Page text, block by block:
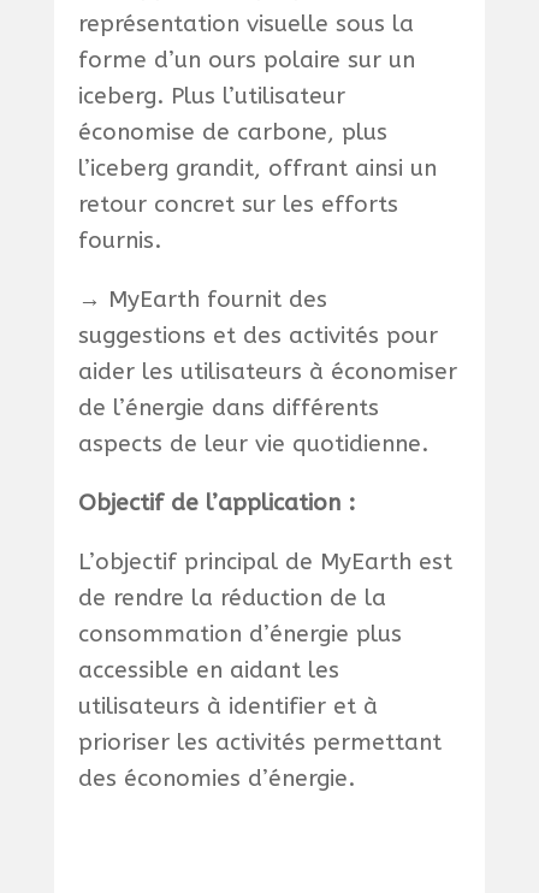
représentation visuelle sous la
forme d’un ours polaire sur un
iceberg. Plus l’utilisateur
économise de carbone, plus
l’iceberg grandit, offrant ainsi un
retour concret sur les efforts
fournis.
→ MyEarth fournit des
suggestions et des activités pour
aider les utilisateurs à économiser
de l’énergie dans différents
aspects de leur vie quotidienne.
Objectif de l’application :
L’objectif principal de MyEarth est
de rendre la réduction de la
consommation d’énergie plus
accessible en aidant les
utilisateurs à identifier et à
prioriser les activités permettant
des économies d’énergie.